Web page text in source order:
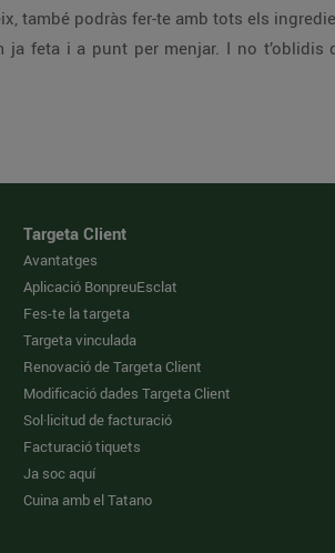
també podràs fer-te amb tots els
ja feta i a punt per menjar. I no
Targeta Client
Avantatges
Aplicació BonpreuEsclat
Fes-te la targeta
Targeta vinculada
Renovació de Targeta Client
Modificació dades Targeta Client
Sol·licitud de facturació
Facturació tiquets
Ja soc aquí
Cuina amb el Tatano